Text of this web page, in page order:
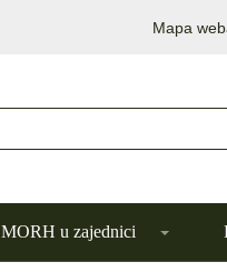
Mapa
MORH u zajednici